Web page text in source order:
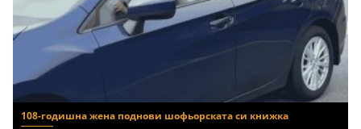
108-годишна жена поднови шофьорската си книжка